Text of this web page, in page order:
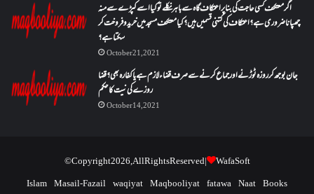
اگر معتکف کسی حاجت کی بنا پر اعتکاف گاہ سے باہر نکلے تو کیا اسے کپڑے سے منہ
چھپانا ضروری ہے؟اعتکاف کی کتنی قسمیں ہیں؟کیا معتکف مسجد میں خرید و فروخت کر
سکتا ہے؟
October 21, 2021
جان بوجھ کر روزہ ٹوڑنے اور جماع کرنے سے صرف قضاء لازم ہے یا کفارہ بھی؟ قضا
روزے کی نیت کا حکم
October 14, 2021
© Copyright 2026, All Rights Reserved |
WafaSoft
Islam Masail-Fazail waqiyat Maqbooliyat fatawa Naat Books